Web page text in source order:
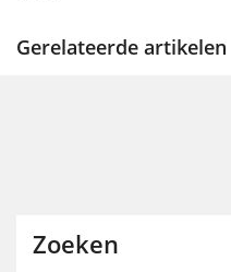
Gerelateerde artikelen
Zoeken